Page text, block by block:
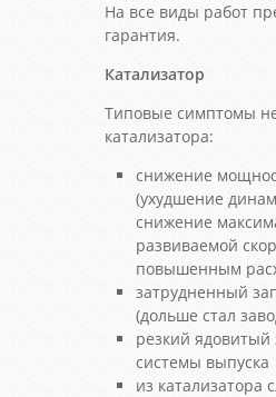
На все виды работ
гарантия.
Катализатор
Типовые симптомы
катализатора:
снижение
(ухудшение
снижение
развиваемой
повышенным
затрудненный
(дольше стал
резкий ядовитый
системы выпуска
из катализатора